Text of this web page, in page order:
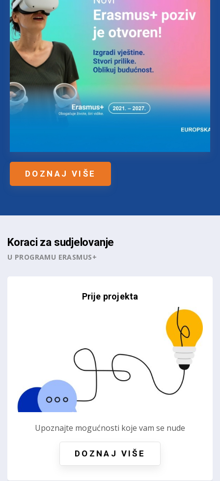
DOZNAJ VIŠE
Koraci za sudjelovanje
U PROGRAMU ERASMUS+
Prije projekta
Upoznajte mogućnosti koje vam se nude
DOZNAJ VIŠE